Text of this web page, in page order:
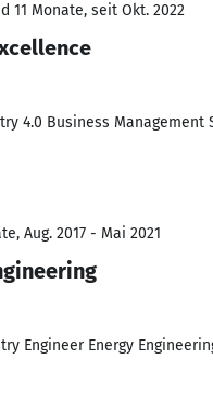
11 Monate, seit Okt. 2022
4.0 Business Management
Aug. 2017 - Mai 2021
Engineer Energy